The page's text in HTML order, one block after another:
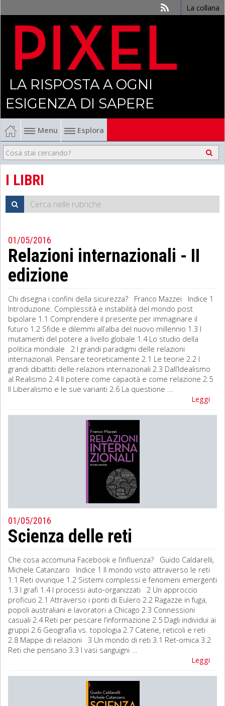
La collana
LA RISPOSTA A OGNI
ESIGENZA DI SAPERE
Menu Esplora
Economia
Management
Finanza
Sociologia
Filosofia
Matematica
Diritto
I LIBRI
01/05/2016
Relazioni internazionali - II
edizione
Chi disegna i confini della sicurezza? Franco Mazzei Indice 1
Introduzione. Complessità e instabilità del mondo post
bipolare 1.1 Comprendere il presente per immaginare il
futuro 1.2 Sfide e dilemmi all’alba del nuovo millennio 1.3 I
mutamenti del potere a livello globale 1.4 Lo studio della
politica mondiale 2 I grandi paradigmi delle relazioni
internazionali. Pensare teoreticamente 2.1 Le teorie 2.2 I
grandi dibattiti delle relazioni internazionali 2.3 Dall’Idealismo
al Realismo 2.4 Il potere come capacità e come relazione 2.5
Il Liberalismo e le sue varianti 2.6 La questione ...
Leggi
01/05/2016
Scienza delle reti
Che cosa accomuna Facebook e l’influenza? Guido Caldarelli,
Michele Catanzaro Indice 1 Il mondo visto attraverso le reti
1.1 Reti ovunque 1.2 Sistemi complessi e fenomeni emergenti
1.3 I grafi 1.4 I processi auto-organizzati 2 Un approccio
proficuo 2.1 Attraverso i ponti di Eulero 2.2 Ragazze in fuga,
popoli australiani e lavoratori a Chicago 2.3 Connessioni
casuali 2.4 Reti per pescare l’informazione 2.5 Dagli individui ai
gruppi 2.6 Geografia vs. topologia 2.7 Catene, reticoli e reti
2.8 Mappe di relazioni 3 Un mondo di reti 3.1 Ret-omica 3.2
Reti che pensano 3.3 I vasi sanguigni ...
Leggi